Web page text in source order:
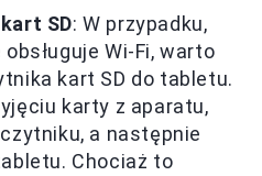
SD: W przypadku,
Wi-Fi, warto
kart SD do tabletu.
karty z aparatu,
a następnie
Chociaż to